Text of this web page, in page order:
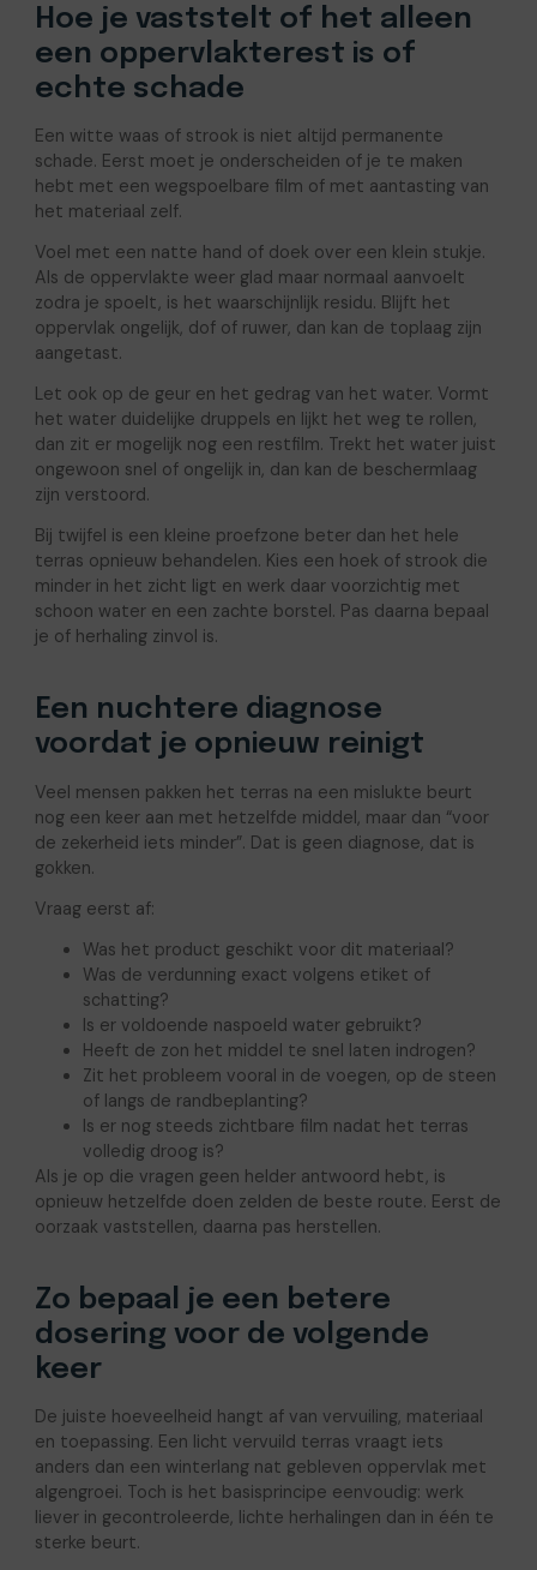
Hoe je vaststelt of het alleen
een oppervlakterest is of
echte schade
Een witte waas of strook is niet altijd permanente
schade. Eerst moet je onderscheiden of je te maken
hebt met een wegspoelbare film of met aantasting van
het materiaal zelf.
Voel met een natte hand of doek over een klein stukje.
Als de oppervlakte weer glad maar normaal aanvoelt
zodra je spoelt, is het waarschijnlijk residu. Blijft het
oppervlak ongelijk, dof of ruwer, dan kan de toplaag zijn
aangetast.
Let ook op de geur en het gedrag van het water. Vormt
het water duidelijke druppels en lijkt het weg te rollen,
dan zit er mogelijk nog een restfilm. Trekt het water juist
ongewoon snel of ongelijk in, dan kan de beschermlaag
zijn verstoord.
Bij twijfel is een kleine proefzone beter dan het hele
terras opnieuw behandelen. Kies een hoek of strook die
minder in het zicht ligt en werk daar voorzichtig met
schoon water en een zachte borstel. Pas daarna bepaal
je of herhaling zinvol is.
Een nuchtere diagnose
voordat je opnieuw reinigt
Veel mensen pakken het terras na een mislukte beurt
nog een keer aan met hetzelfde middel, maar dan “voor
de zekerheid iets minder”. Dat is geen diagnose, dat is
gokken.
Vraag eerst af:
Was het product geschikt voor dit materiaal?
Was de verdunning exact volgens etiket of
schatting?
Is er voldoende naspoeld water gebruikt?
Heeft de zon het middel te snel laten indrogen?
Zit het probleem vooral in de voegen, op de steen
of langs de randbeplanting?
Is er nog steeds zichtbare film nadat het terras
volledig droog is?
Als je op die vragen geen helder antwoord hebt, is
opnieuw hetzelfde doen zelden de beste route. Eerst de
oorzaak vaststellen, daarna pas herstellen.
Zo bepaal je een betere
dosering voor de volgende
keer
De juiste hoeveelheid hangt af van vervuiling, materiaal
en toepassing. Een licht vervuild terras vraagt iets
anders dan een winterlang nat gebleven oppervlak met
algengroei. Toch is het basisprincipe eenvoudig: werk
liever in gecontroleerde, lichte herhalingen dan in één te
sterke beurt.